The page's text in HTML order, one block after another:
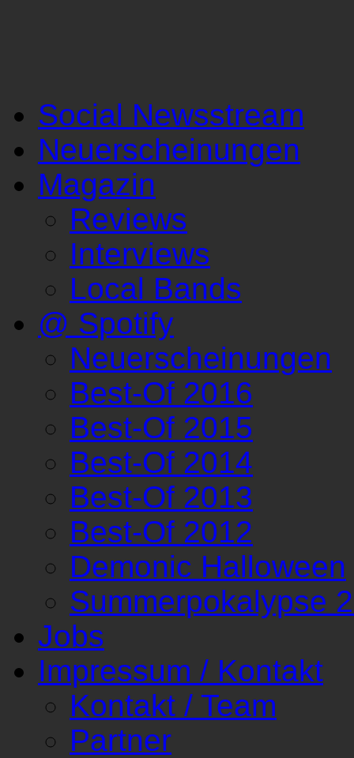
Social Newsstream
Neuerscheinungen
Magazin
Reviews
Interviews
Local Bands
@ Spotify
Neuerscheinungen
Best-Of 2016
Best-Of 2015
Best-Of 2014
Best-Of 2013
Best-Of 2012
Demonic Halloween
Summerpokalypse
Jobs
Impressum / Kontakt
Kontakt / Team
Partner